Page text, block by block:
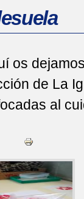
os
de La
al